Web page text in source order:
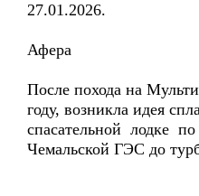
27.01.2026.
Афера
После похода на
году, возникла идея
спасательной лодке
Чемальской ГЭС до